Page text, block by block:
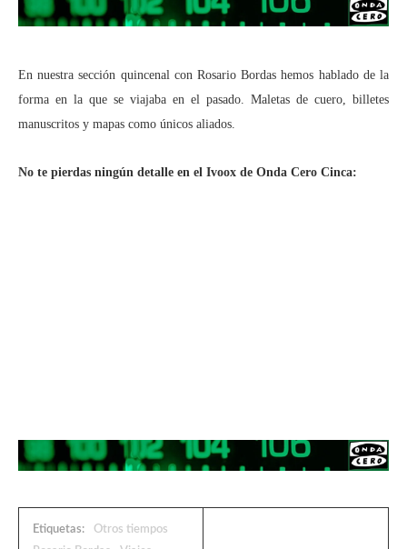
En nuestra sección quincenal con Rosario Bordas hemos hablado de la
forma en la que se viajaba en el pasado. Maletas de cuero, billetes
manuscritos y mapas como únicos aliados.
No te pierdas ningún detalle en el Ivoox de Onda Cero Cinca:
Etiquetas:
Otros tiempos